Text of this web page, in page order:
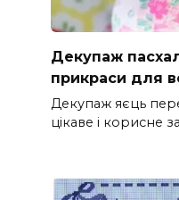
Декупаж
прикраси для
Декупаж яєць
цікаве і корисне